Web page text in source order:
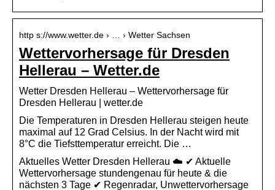
http s://www.wetter.de › … › Wetter Sachsen
Wettervorhersage für Dresden
Hellerau – Wetter.de
Wetter Dresden Hellerau – Wettervorhersage für
Dresden Hellerau | wetter.de
Die Temperaturen in Dresden Hellerau steigen heute
maximal auf 12 Grad Celsius. In der Nacht wird mit
8°C die Tiefsttemperatur erreicht. Die …
Aktuelles Wetter Dresden Hellerau ☁️ ✔ Aktuelle
Wettervorhersage stundengenau für heute & die
nächsten 3 Tage ✔ Regenradar, Unwettervorhersage